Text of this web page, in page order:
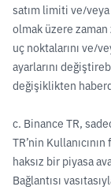
satım limiti ve/veya
olmak üzere zaman
uç noktalarını ve/
ayarlarını
değişiklikten
c. Binance TR,
TR’nin
haksız bir piyasa
Bağlantısı